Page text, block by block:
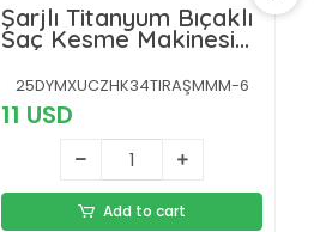
Şarjlı Titanyum Bıçaklı
Saç Kesme Makinesi
Yeni Nesil
25DYMXUCZHK34TIRAŞMMM-6
11 USD
Add to cart